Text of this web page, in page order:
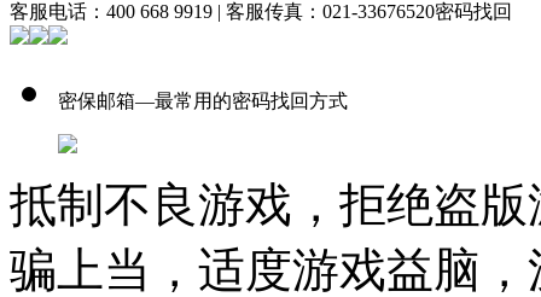
客服电话：400 668 9919 | 客服传真：021-33676520密码找回
密保邮箱—最常用的密码找回方式
抵制不良游戏，拒绝盗
骗上当，适度游戏益脑